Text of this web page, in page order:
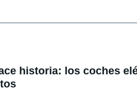
historia: los coches